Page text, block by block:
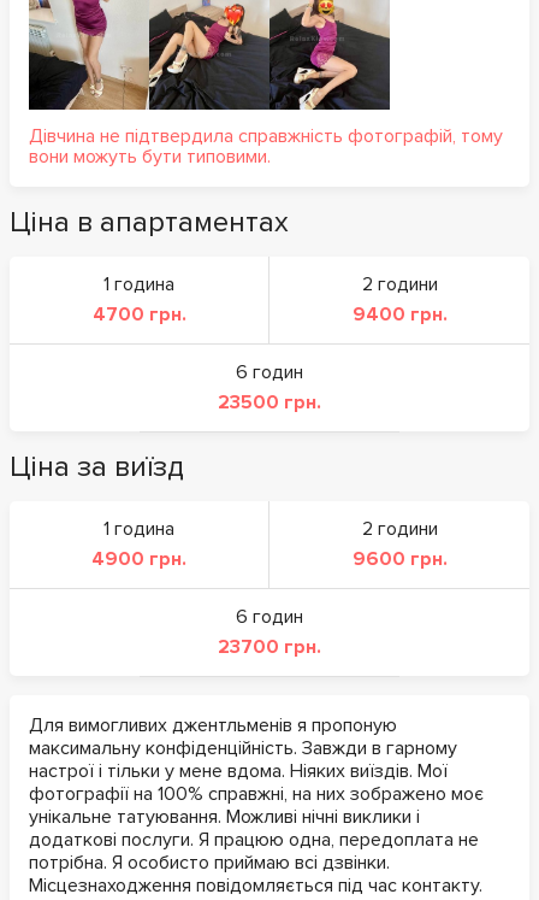
Дівчина не підтвердила справжність фотографій, тому
вони можуть бути типовими.
Ціна в апартаментах
1 година
4700 грн.
2 години
9400 грн.
6 годин
23500 грн.
Ціна за виїзд
1 година
4900 грн.
2 години
9600 грн.
6 годин
23700 грн.
Для вимогливих джентльменів я пропоную
максимальну конфіденційність. Завжди в гарному
настрої і тільки у мене вдома. Ніяких виїздів. Мої
фотографії на 100% справжні, на них зображено моє
унікальне татуювання. Можливі нічні виклики і
додаткові послуги. Я працюю одна, передоплата не
потрібна. Я особисто приймаю всі дзвінки.
Місцезнаходження повідомляється під час контакту.